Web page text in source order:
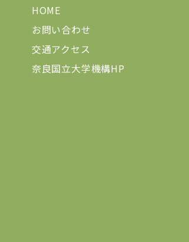
HOME
お問い合わせ
交通アクセス
奈良国立大学機構HP